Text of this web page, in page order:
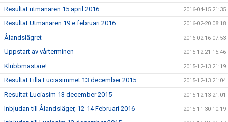
Resultat utmanaren 15 april 2016 2016-04-15 21:35
Resultat Utmanaren 19:e februari 2016 2016-02-20 08:18
Ålandslägret 2016-02-16 07:53
Uppstart av vårterminen 2015-12-21 15:46
Klubbmästare! 2015-12-13 21:19
Resultat Lilla Luciasimmet 13 december 2015 2015-12-13 21:04
Resultat Luciasim 13 december 2015 2015-12-13 21:01
Inbjudan till Ålandsläger, 12-14 Februari 2016 2015-11-30 10:19